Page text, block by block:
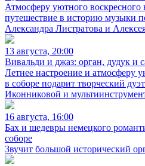
Атмосферу уютного воскресного
путешествие в историю музыки
Александра Листратова и
13 августа, 20:00
Вивальди и джаз: орган, дудук и
Летнее настроение и атмосферу
в соборе подарит творческий
Иконниковой и
16 августа, 16:00
Бах и шедевры немецкого
соборе
Звучит большой исторический